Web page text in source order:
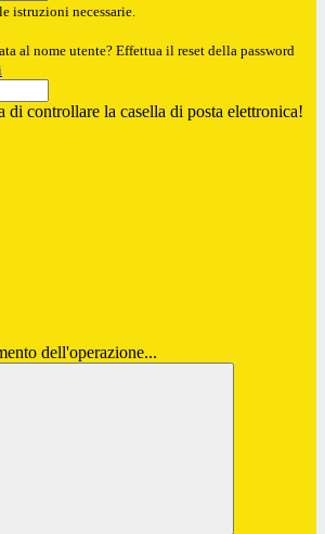
istruzioni necessarie.
al nome utente? Effettua il reset della password
di controllare la casella di posta elettronica!
dell'operazione...